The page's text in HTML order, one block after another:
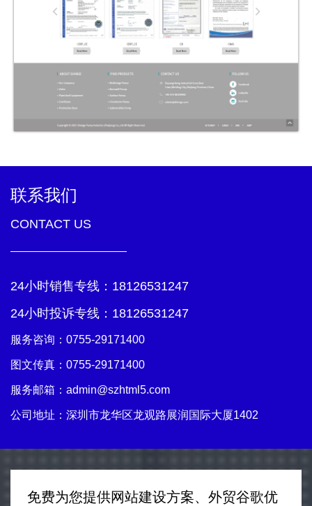
联系我们
CONTACT US
24小时销售专线： 18126531247
24小时投诉专线： 18126531247
服务咨询： 0755-29171400
图文传真：0755-29171400
服务邮箱： admin@szhtml5.com
公司地址：深圳市龙华区龙观路展润国际大厦1402
免费为您提供网站建设方案、外贸谷歌优